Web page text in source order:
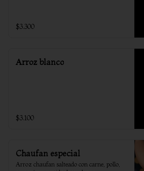
$3.300
Arroz blanco
$3.100
Chaufan especial
Arroz chaufan salteado con carne, pollo,